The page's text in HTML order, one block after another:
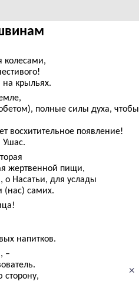
×
колесами,
на крыльях.
полные силы духа, чтобы
восхитительное появление!
Ушас.
жертвенной пищи,
Насатьи, для услады
(нас) самих.
напитков.
–